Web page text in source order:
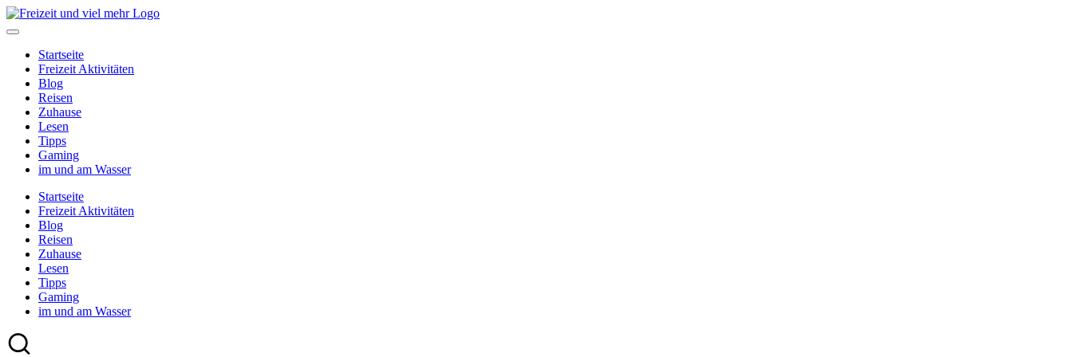
Skip
to
Startseite
Freizeit Aktivitäten
Blog
Reisen
Zuhause
Lesen
Tipps
Gaming
im und am Wasser
Startseite
Freizeit Aktivitäten
Blog
Reisen
Zuhause
Lesen
Tipps
Gaming
im und am Wasser